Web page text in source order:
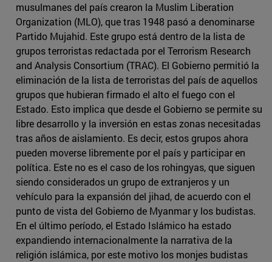
musulmanes del país crearon la Muslim Liberation
Organization (MLO), que tras 1948 pasó a denominarse
Partido Mujahid. Este grupo está dentro de la lista de
grupos terroristas redactada por el Terrorism Research
and Analysis Consortium (TRAC). El Gobierno permitió la
eliminación de la lista de terroristas del país de aquellos
grupos que hubieran firmado el alto el fuego con el
Estado. Esto implica que desde el Gobierno se permite su
libre desarrollo y la inversión en estas zonas necesitadas
tras años de aislamiento. Es decir, estos grupos ahora
pueden moverse libremente por el país y participar en
política. Este no es el caso de los rohingyas, que siguen
siendo considerados un grupo de extranjeros y un
vehículo para la expansión del jihad, de acuerdo con el
punto de vista del Gobierno de Myanmar y los budistas.
En el último período, el Estado Islámico ha estado
expandiendo internacionalmente la narrativa de la
religión islámica, por este motivo los monjes budistas